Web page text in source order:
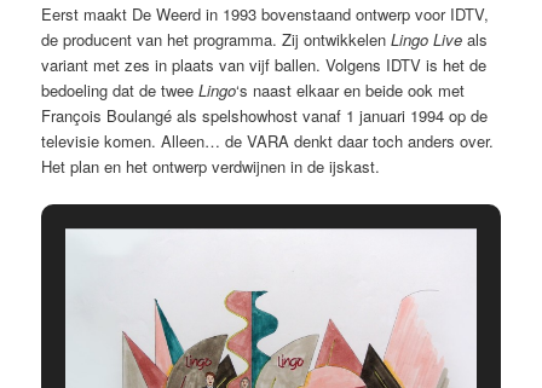
Eerst maakt De Weerd in 1993 bovenstaand ontwerp voor IDTV,
de producent van het programma. Zij ontwikkelenLingo Live als
variant met zes in plaats van vijf ballen. Volgens IDTV is het de
bedoeling dat de tweeLingo‘s naast elkaar en beide ook met
François Boulangé als spelshowhost vanaf 1 januari 1994 op de
televisie komen. Alleen… de VARA denkt daar toch anders over.
Het plan en het ontwerp verdwijnen in de ijskast.